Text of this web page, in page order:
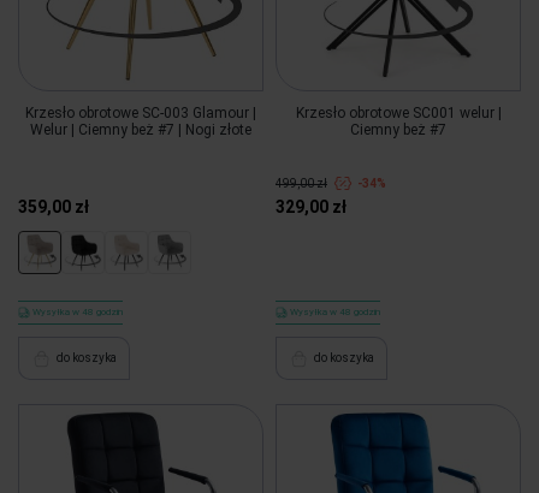
Krzesło obrotowe SC-003 Glamour |
Welur | Ciemny beż #7 | Nogi złote
359,00 zł
Wysyłka w 48 godzin
do koszyka
Krzesło obrotowe SC001 welur |
Ciemny beż #7
499,00 zł -34%
329,00 zł
Wysyłka w 48 godzin
do koszyka